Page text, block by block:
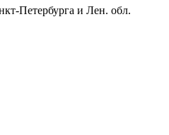
Петербурга и Лен. обл.